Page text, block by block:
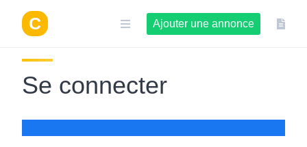
contenu
Ajouter une annonce
Se connecter